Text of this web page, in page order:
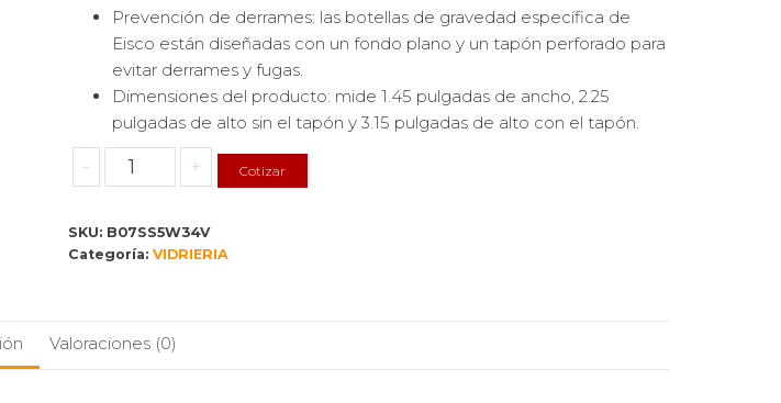
Prevención de derrames: las botellas de gravedad específica de
Eisco están diseñadas con un fondo plano y un tapón perforado para
evitar derrames y fugas.
Dimensiones del producto: mide 1.45 pulgadas de ancho, 2.25
pulgadas de alto sin el tapón y 3.15 pulgadas de alto con el tapón.
-
Discover
the
Specific
Gravity
fl
+ Cotizar
SKU: B07SS5W34V
Categoría: VIDRIERIA
Valoraciones (0)